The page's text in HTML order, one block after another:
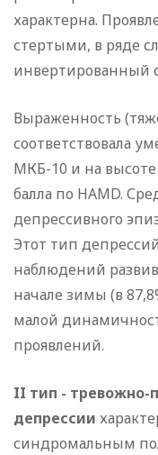
характерна.
стертыми, в ряде
инвертированный
Выраженность
соответствовала
МКБ-10 и на высоте
балла по HAMD.
депрессивного
Этот тип
наблюдений
начале зимы (в
малой
проявлений.
II тип - тревожно-
депрессии
синдромальным